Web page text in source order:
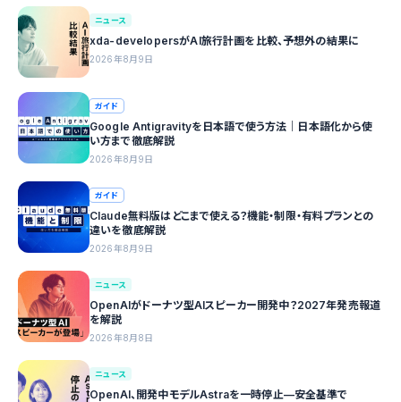
ニュース
xda-developersがAI旅行計画を比較、予想外の結果に
2026年8月9日
ガイド
Google Antigravityを日本語で使う方法｜日本語化から使
い方まで徹底解説
2026年8月9日
ガイド
Claude無料版はどこまで使える？機能・制限・有料プランとの
違いを徹底解説
2026年8月9日
ニュース
OpenAIがドーナツ型AIスピーカー開発中？2027年発売報道
を解説
2026年8月8日
ニュース
OpenAI、開発中モデルAstraを一時停止—安全基準で